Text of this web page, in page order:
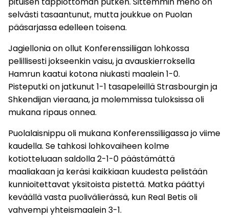
selvästi tasaantunut, mutta joukkue on Puolan
pääsarjassa edelleen toisena.
Jagiellonia on ollut Konferenssiliigan lohkossa
pelillisesti jokseenkin vaisu, ja avauskierroksella
Hamrun kaatui kotona niukasti maalein 1-0.
Pisteputki on jatkunut 1-1 tasapeleillä Strasbourgin ja
Shkendijan vieraana, ja molemmissa tuloksissa oli
mukana ripaus onnea.
Puolalaisnippu oli mukana Konferenssiliigassa jo viime
kaudella. Se tahkosi lohkovaiheen kolme
kotiotteluaan saldolla 2-1-0 päästämättä
maaliakaan ja keräsi kaikkiaan kuudesta pelistään
kunnioitettavat yksitoista pistettä. Matka päättyi
keväällä vasta puolivälierässä, kun Real Betis oli
vahvempi yhteismaalein 3-1.